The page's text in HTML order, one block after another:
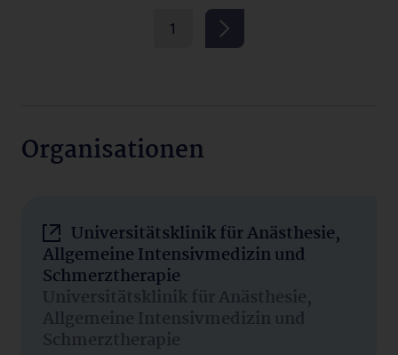
1
Organisationen
Universitätsklinik für Anästhesie,
Allgemeine Intensivmedizin und
Schmerztherapie
Universitätsklinik für Anästhesie,
Allgemeine Intensivmedizin und
Schmerztherapie